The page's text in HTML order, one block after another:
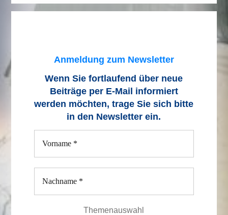
Anmeldung zum Newsletter
Wenn Sie fortlaufend über neue
Beiträge per E-Mail informiert
werden möchten, trage Sie sich bitte
in den Newsletter ein.
Themenauswahl